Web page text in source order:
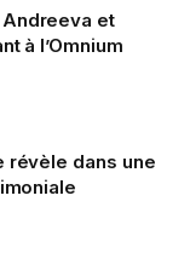
et
à l’Omnium
révèle dans une